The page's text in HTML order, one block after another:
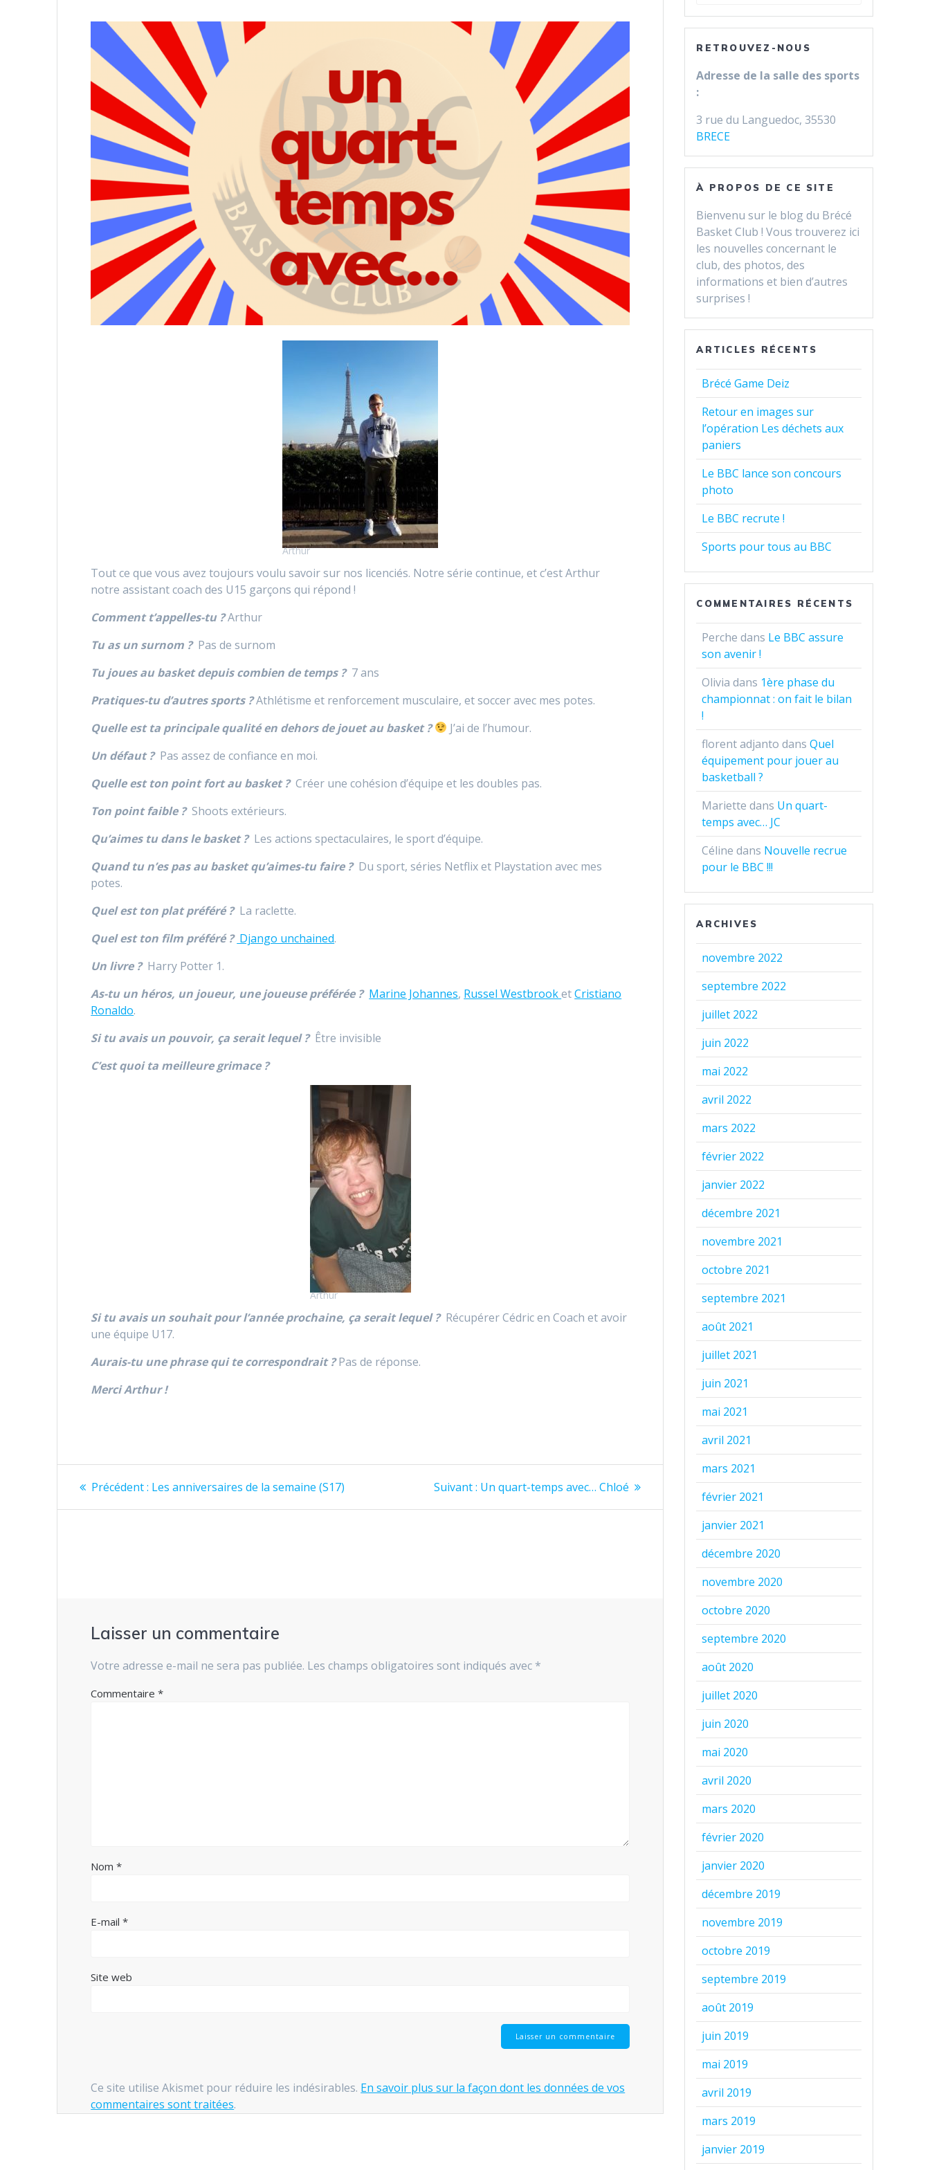
Arthur
Tout ce que vous avez toujours voulu savoir sur nos licenciés. Notre série continue, et c’est Arthur
notre assistant coach des U15 garçons qui répond !
Comment t’appelles-tu ?Arthur
Tu as un surnom ?Pas de surnom
Tu joues au basket depuis combien de temps ? 7 ans
Pratiques-tu d’autres sports ?Athlétisme et renforcement musculaire, et soccer avec mes potes.
Quelle est ta principale qualité en dehors de jouet au basket ?
J’ai de l’humour.
Un défaut ? Pas assez de confiance en moi.
Quelle est ton point fort au basket ? Créer une cohésion d’équipe et les doubles pas.
Ton point faible ? Shoots extérieurs.
Qu’aimes tu dans le basket ? Les actions spectaculaires, le sport d’équipe.
Quand tu n’es pas au basket qu’aimes-tu faire ? Du sport, séries Netflix et Playstation avec mes
potes.
Quel est ton plat préféré ? La raclette.
Quel est ton film préféré ? Django unchained.
Un livre ? Harry Potter 1.
As-tu un héros, un joueur, une joueuse préférée ? Marine Johannes, Russel WestbrooketCristiano
Ronaldo.
Si tu avais un pouvoir, ça serait lequel ? Être invisible
C’est quoi ta meilleure grimace ?
Arthur
Si tu avais un souhait pour l’année prochaine, ça serait lequel ? Récupérer Cédric en Coach et avoir
une équipe U17.
Aurais-tu une phrase qui te correspondrait ?Pas de réponse.
Merci Arthur !
Navigation
de
Précédent : Article
Les anniversaires de la semaine (S17) Suivant : Article
Un quart-temps avec… Chloé
Laisser un commentaire
Votre adresse e-mail ne sera pas publiée. Les champs obligatoires sont indiqués avec *
Commentaire*
Nom*
E-mail*
Site web
Ce site utilise Akismet pour réduire les indésirables. En savoir plus sur la façon dont les données de vos
commentaires sont traitées.
:
RETROUVEZ-NOUS
Adresse de la salle des sports
:
3 rue du Languedoc, 35530
BRECE
À PROPOS DE CE SITE
Bienvenu sur le blog du Brécé
Basket Club ! Vous trouverez ici
les nouvelles concernant le
club, des photos, des
informations et bien d’autres
surprises !
ARTICLES RÉCENTS
Brécé Game Deiz
Retour en images sur
l’opération Les déchets aux
paniers
Le BBC lance son concours
photo
Le BBC recrute !
Sports pour tous au BBC
COMMENTAIRES RÉCENTS
Perche dans Le BBC assure
son avenir !
Olivia dans 1ère phase du
championnat : on fait le bilan
!
florent adjanto dansQuel
équipement pour jouer au
basketball ?
Mariette dans Un quart-
temps avec… JC
Céline dans Nouvelle recrue
pour le BBC !!!
ARCHIVES
novembre 2022
septembre 2022
juillet 2022
juin 2022
mai 2022
avril 2022
mars 2022
février 2022
janvier 2022
décembre 2021
novembre 2021
octobre 2021
septembre 2021
août 2021
juillet 2021
juin 2021
mai 2021
avril 2021
mars 2021
février 2021
janvier 2021
décembre 2020
novembre 2020
octobre 2020
septembre 2020
août 2020
juillet 2020
juin 2020
mai 2020
avril 2020
mars 2020
février 2020
janvier 2020
décembre 2019
novembre 2019
octobre 2019
septembre 2019
août 2019
juin 2019
mai 2019
avril 2019
mars 2019
janvier 2019